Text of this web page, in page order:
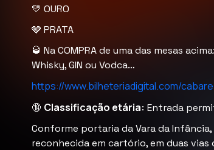
💛 OURO
🩶 PRATA
🥃 Na COMPRA de uma das mesas
Whisky, GIN ou Vodca…
https://www.bilheteriadigital.com/
🔞 Classificação etária: Entrada
Conforme portaria da Vara da
reconhecida em cartório, em duas